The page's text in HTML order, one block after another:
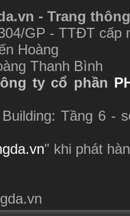
- Trang
GP - TTĐT cấp
Hoàng
Thanh Bình
ty cổ phần
Tầng 6 -
" khi phát